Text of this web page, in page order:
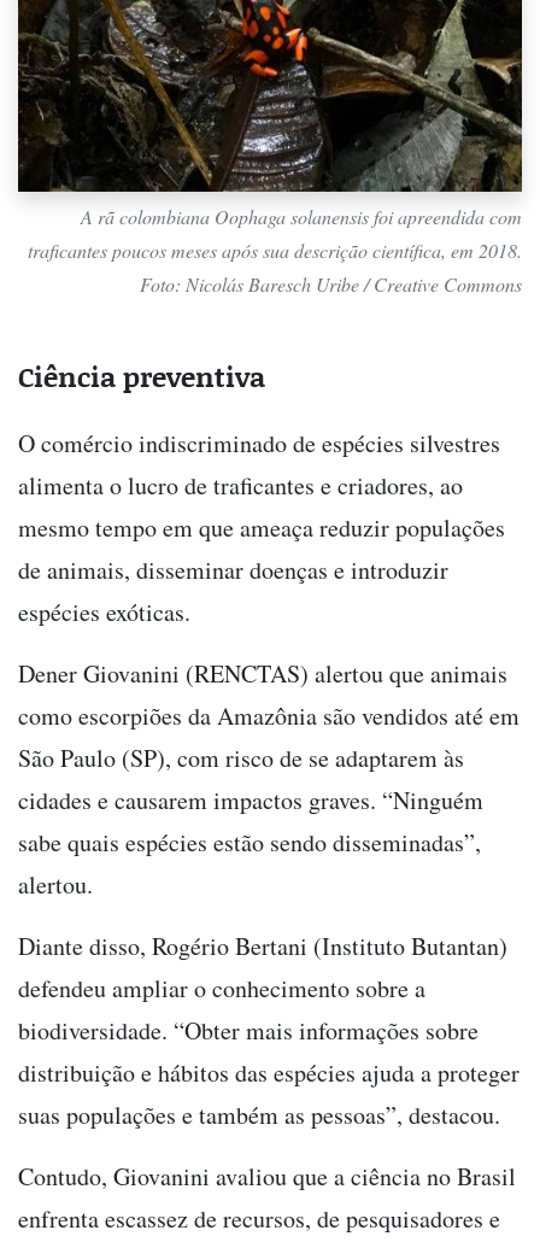
A rã colombiana Oophaga solanensisfoi apreendida com
traficantes poucos meses após sua descrição científica, em 2018.
Foto: Nicolás Baresch Uribe / Creative Commons
Ciência preventiva
O comércio indiscriminado de espécies silvestres
alimenta o lucro de traficantes e criadores, ao
mesmo tempo em que ameaça reduzir populações
de animais, disseminar doenças e introduzir
espécies exóticas.
Dener Giovanini (RENCTAS) alertou que animais
como escorpiões da Amazônia são vendidos até em
São Paulo (SP), com risco de se adaptarem às
cidades e causarem impactos graves. “Ninguém
sabe quais espécies estão sendo disseminadas”,
alertou.
Diante disso, Rogério Bertani (Instituto Butantan)
defendeu ampliar o conhecimento sobre a
biodiversidade. “Obter mais informações sobre
distribuição e hábitos das espécies ajuda a proteger
suas populações e também as pessoas”, destacou.
Contudo, Giovanini avaliou que a ciência no Brasil
enfrenta escassez de recursos, de pesquisadores e